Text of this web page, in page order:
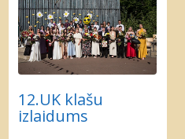
12.UK klašu
izlaidums